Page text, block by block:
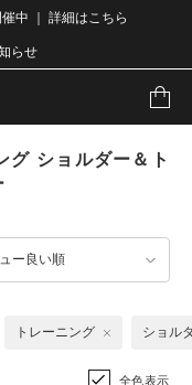
中 ｜ 詳細はこちら
らせ
グ ショルダー＆ト
ー良い順
トレーニング ショル
全色表示